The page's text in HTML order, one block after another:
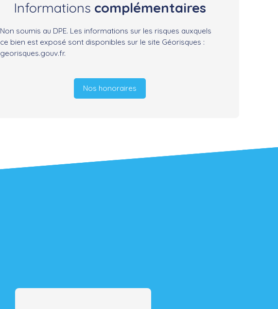
Informations complémentaires
Non soumis au DPE. Les informations sur les risques auxquels
ce bien est exposé sont disponibles sur le site Géorisques :
georisques.gouv.fr.
Nos honoraires